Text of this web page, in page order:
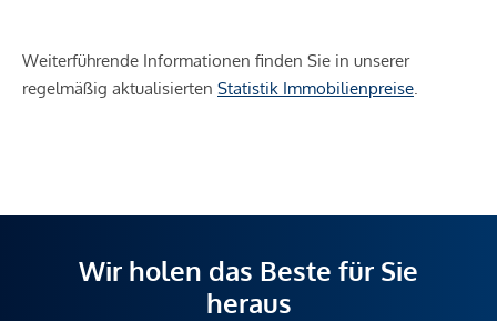
Weiterführende Informationen finden Sie in unserer
regelmäßig aktualisierten Statistik Immobilienpreise
Wir holen das Beste für Sie
heraus